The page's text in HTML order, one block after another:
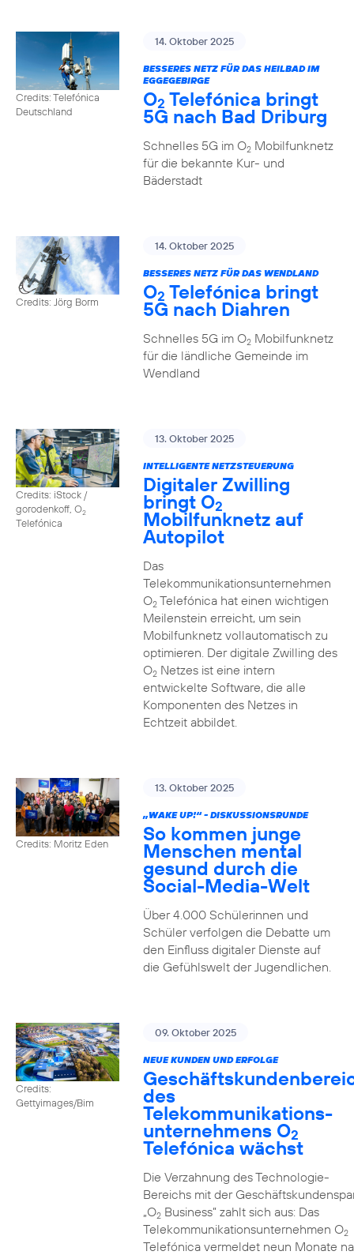
Credits: Telefónica
Deutschland
14. Oktober 2025
BESSERES NETZ FÜR DAS HEILBAD IM
EGGEGEBIRGE
O2 Telefónica bringt
5G nach Bad Driburg
Schnelles 5G im O2Mobilfunknetz
für die bekannte Kur- und
Bäderstadt
Credits: Jörg Borm
14. Oktober 2025
BESSERES NETZ FÜR DAS WENDLAND
O2 Telefónica bringt
5G nach Diahren
Schnelles 5G im O2Mobilfunknetz
für die ländliche Gemeinde im
Wendland
Credits: iStock /
gorodenkoff, O2
Telefónica
13. Oktober 2025
INTELLIGENTE NETZSTEUERUNG
Digitaler Zwilling
bringt O2
Mobilfunknetz auf
Autopilot
Das
Telekommunikationsunternehmen
O2Telefónica hat einen wichtigen
Meilenstein erreicht, um sein
Mobilfunknetz vollautomatisch zu
optimieren. Der digitale Zwilling des
O2Netzes ist eine intern
entwickelte Software, die alle
Komponenten des Netzes in
Echtzeit abbildet.
Credits: Moritz Eden
13. Oktober 2025
„WAKE UP!“ - DISKUSSIONSRUNDE
So kommen junge
Menschen mental
gesund durch die
Social-Media-Welt
Über 4.000 Schülerinnen und
Schüler verfolgen die Debatte um
den Einfluss digitaler Dienste auf
die Gefühlswelt der Jugendlichen.
Credits:
Gettyimages/Bim
09. Oktober 2025
NEUE KUNDEN UND ERFOLGE
des
Telekommunikations­
unternehmens O2
Telefónica wächst
Die Verzahnung des Technologie-
Bereichs mit der
„O2Business” zahlt sich aus: Das
Telekommunikationsunternehmen O2
Telefónica vermeldet neun Monate